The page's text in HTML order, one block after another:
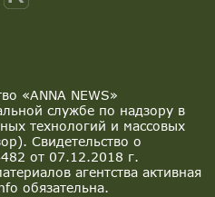
«ANNA NEWS»
службе по надзору в
технологий и массовых
Свидетельство о
от 07.12.2018 г.
агентства активная
обязательна.